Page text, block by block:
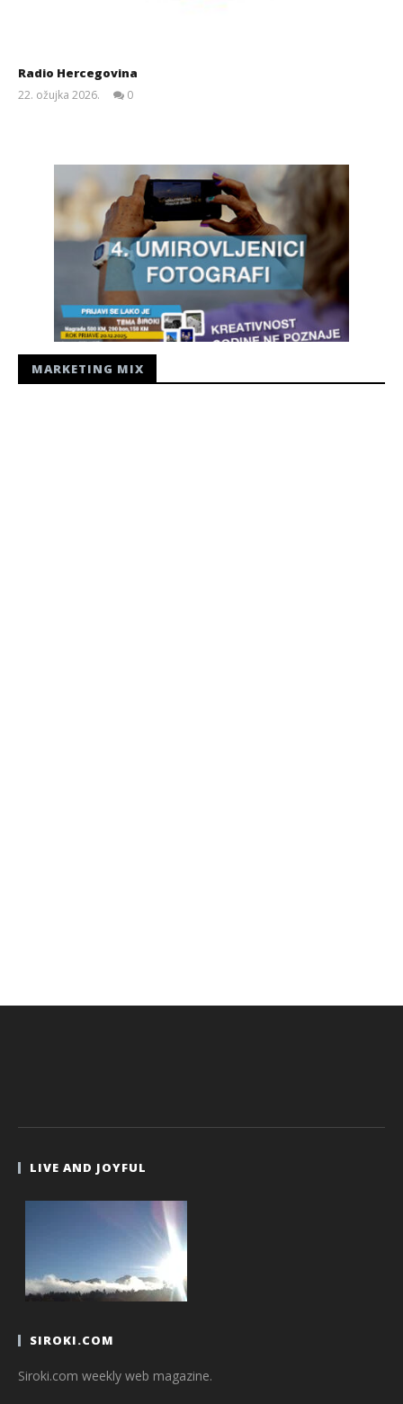
Radio Hercegovina
22. ožujka 2026.
0
MARKETING MIX
LIVE AND JOYFUL
SIROKI.COM
Siroki.com weekly web magazine.